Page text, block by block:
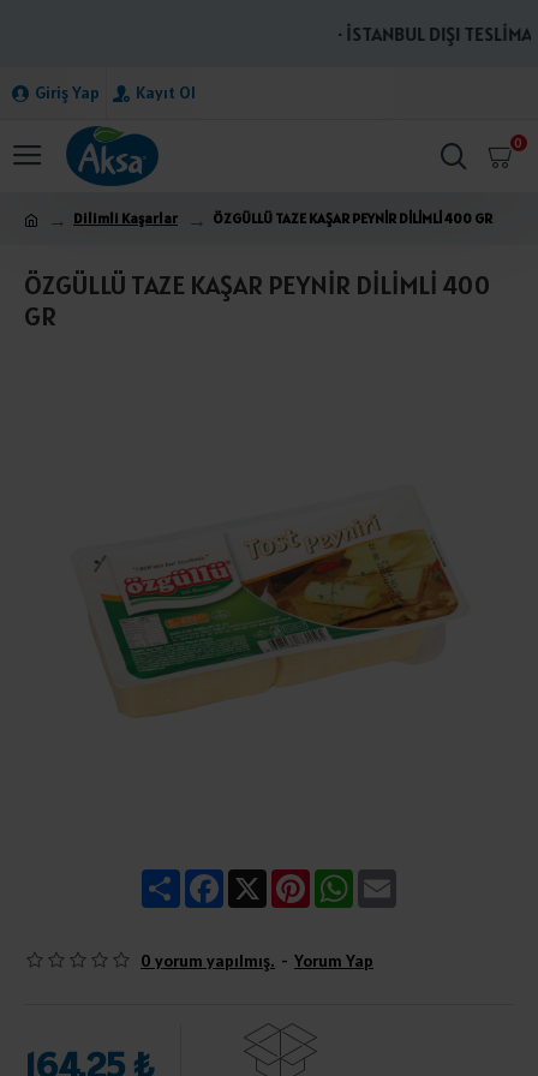
· İSTANBUL DIŞI
Giriş Yap Kayıt Ol
0
Dilimli Kaşarlar ÖZGÜLLÜ TAZE KAŞAR PEYNİR DİLİMLİ 400 GR
ÖZGÜLLÜ TAZE KAŞAR PEYNİR DİLİMLİ 400
GR
ShareFacebook
X PinterestWhatsApp
0 yorum yapılmış. - Yorum Yap
164,25 ₺